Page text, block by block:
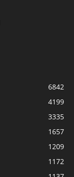
6842
4199
3335
1657
1209
1172